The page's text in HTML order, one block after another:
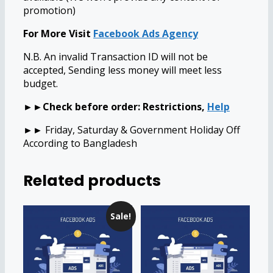
promotion)
For More Visit Facebook Ads Agency
N.B. An invalid Transaction ID will not be
accepted, Sending less money will meet less
budget.
►►Check before order: Restrictions, Help
►► Friday, Saturday & Government Holiday Off
According to Bangladesh
Related products
Sale!